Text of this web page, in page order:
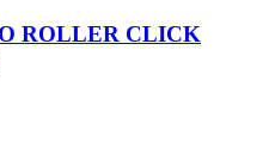
ROLLER CLICK